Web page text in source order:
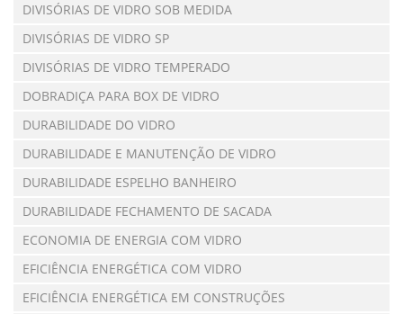
DIVISÓRIAS DE VIDRO SOB MEDIDA
DIVISÓRIAS DE VIDRO SP
DIVISÓRIAS DE VIDRO TEMPERADO
DOBRADIÇA PARA BOX DE VIDRO
DURABILIDADE DO VIDRO
DURABILIDADE E MANUTENÇÃO DE VIDRO
DURABILIDADE ESPELHO BANHEIRO
DURABILIDADE FECHAMENTO DE SACADA
ECONOMIA DE ENERGIA COM VIDRO
EFICIÊNCIA ENERGÉTICA COM VIDRO
EFICIÊNCIA ENERGÉTICA EM CONSTRUÇÕES